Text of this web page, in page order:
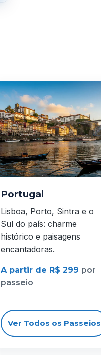
Portugal
Lisboa, Porto, Sintra e o
Sul do país: charme
histórico e paisagens
encantadoras.
A partir de R$ 299 por
passeio
Ver Todos os Passeios